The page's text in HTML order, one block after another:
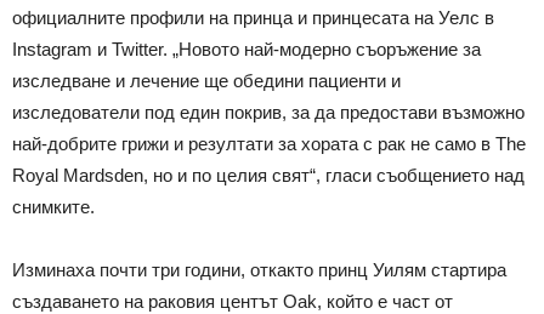
официалните профили на принца и принцесата на Уелс в
Instagram и Twitter. „Новото най-модерно съоръжение за
изследване и лечение ще обедини пациенти и
изследователи под един покрив, за да предостави възможно
най-добрите грижи и резултати за хората с рак не само в The
Royal Mardsden, но и по целия свят“, гласи съобщението над
снимките.
Изминаха почти три години, откакто принц Уилям стартира
създаването на раковия центът Oak, който е част от